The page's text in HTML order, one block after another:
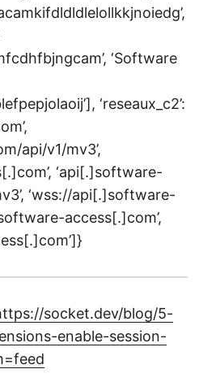
‘Software
‘reseaux_c2’:
api/v1/mv3’,
‘api[.]software-
‘wss://api[.]software-
access[.]com’,
socket.dev/blog/5-
enable-session-